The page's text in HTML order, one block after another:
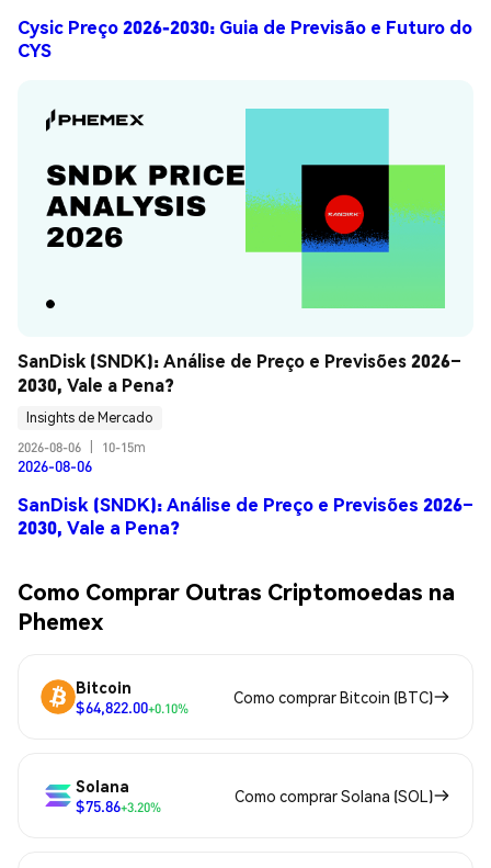
Cysic Preço 2026-2030: Guia de Previsão e Futuro do
CYS
SanDisk (SNDK): Análise de Preço e Previsões 2026–
2030, Vale a Pena?
Insights de Mercado
2026-08-06
10-15m
2026-08-06
SanDisk (SNDK): Análise de Preço e Previsões 2026–
2030, Vale a Pena?
Como Comprar Outras Criptomoedas na
Phemex
Bitcoin
$64,822.00+0.10%
Como comprar Bitcoin (BTC)
Solana
$75.86+3.20%
Como comprar Solana (SOL)